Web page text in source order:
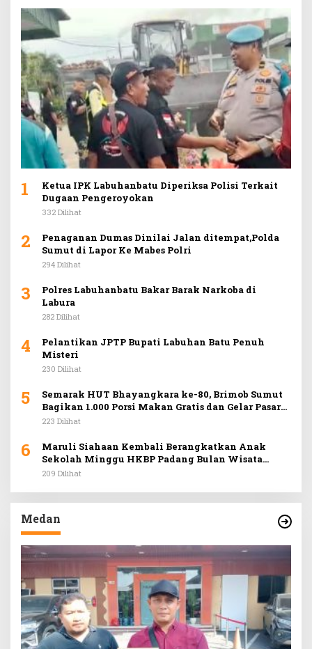
1
Ketua IPK Labuhanbatu Diperiksa Polisi Terkait
Dugaan Pengeroyokan
332 Dilihat
2
Penaganan Dumas Dinilai Jalan ditempat,Polda
Sumut di Lapor Ke Mabes Polri
294 Dilihat
3
Polres Labuhanbatu Bakar Barak Narkoba di
Labura
282 Dilihat
4
Pelantikan JPTP Bupati Labuhan Batu Penuh
Misteri
230 Dilihat
5
Semarak HUT Bhayangkara ke-80, Brimob Sumut
Bagikan 1.000 Porsi Makan Gratis dan Gelar Pasar
Murah di Car Free Day Medan
223 Dilihat
6
Maruli Siahaan Kembali Berangkatkan Anak
Sekolah Minggu HKBP Padang Bulan Wisata
Rohani ke Hill Park
209 Dilihat
Medan